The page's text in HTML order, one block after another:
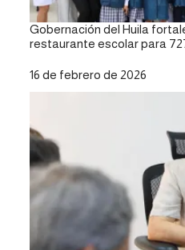
Gobernación del Huila
restaurante escolar para
Fecha
16 de febrero de 2026